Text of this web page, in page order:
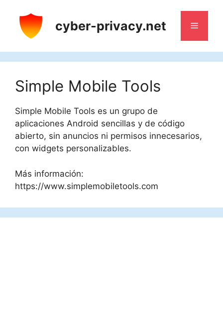
contenido
cyber-privacy.net Menú
Simple Mobile Tools
Simple Mobile Tools es un grupo de
aplicaciones Android sencillas y de código
abierto, sin anuncios ni permisos innecesarios,
con widgets personalizables.
Más información:
https://www.simplemobiletools.com